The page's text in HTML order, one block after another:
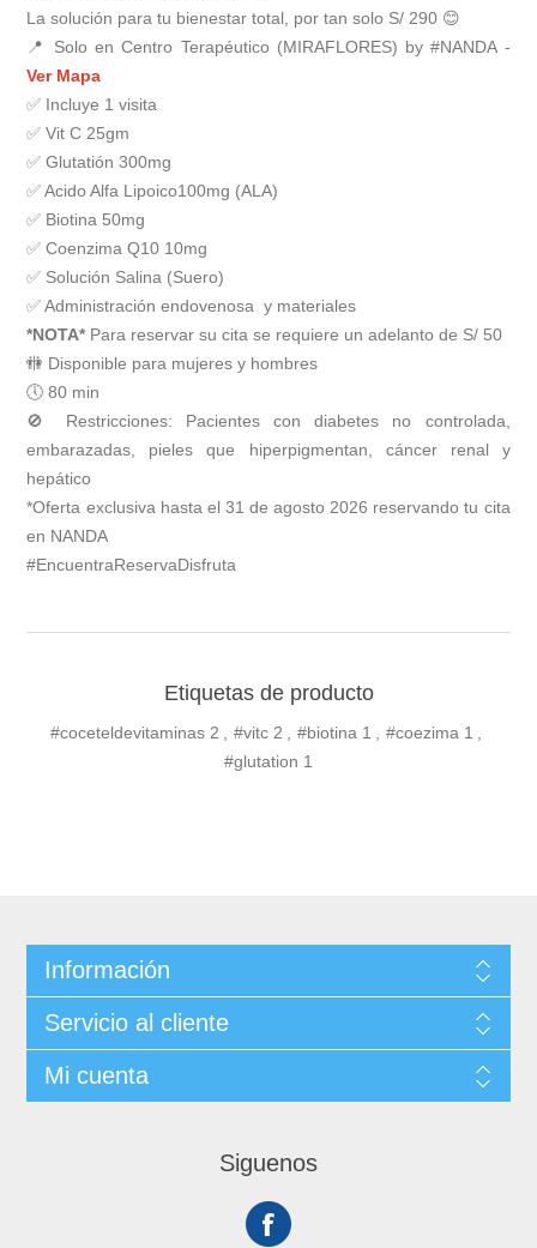
La solución para tu bienestar total, por tan solo S/ 290 😊
📍 Solo en Centro Terapéutico (MIRAFLORES) by #NANDA -
Ver Mapa
✅ Incluye 1 visita
✅ Vit C 25gm
✅ Glutatión 300mg
✅ Acido Alfa Lipoico100mg (ALA)
✅ Biotina 50mg
✅ Coenzima Q10 10mg
✅ Solución Salina (Suero)
✅ Administración endovenosa y materiales
*NOTA* Para reservar su cita se requiere un adelanto de S/ 50
🚻 Disponible para mujeres y hombres
🕔 80 min
🚫 Restricciones: Pacientes con diabetes no controlada,
embarazadas, pieles que hiperpigmentan, cáncer renal y
hepático
*Oferta exclusiva hasta el 31 de agosto 2026 reservando tu cita
en NANDA
#EncuentraReservaDisfruta
Etiquetas de producto
#coceteldevitaminas 2 #vitc 2 #biotina 1 #coezima 1
#glutation 1
Información
Servicio al cliente
Mi cuenta
Siguenos